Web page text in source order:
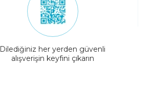
Dilediğiniz her yerden güvenli
alışverişin keyfini çıkarın